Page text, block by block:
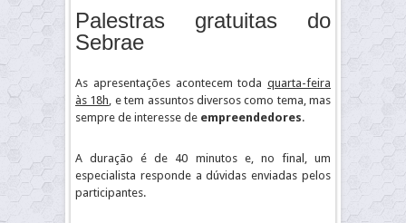
Palestras gratuitas do
Sebrae
As apresentações acontecem toda quarta-feira
às 18h, e tem assuntos diversos como tema, mas
sempre de interesse de empreendedores.
A duração é de 40 minutos e, no final, um
especialista responde a dúvidas enviadas pelos
participantes.